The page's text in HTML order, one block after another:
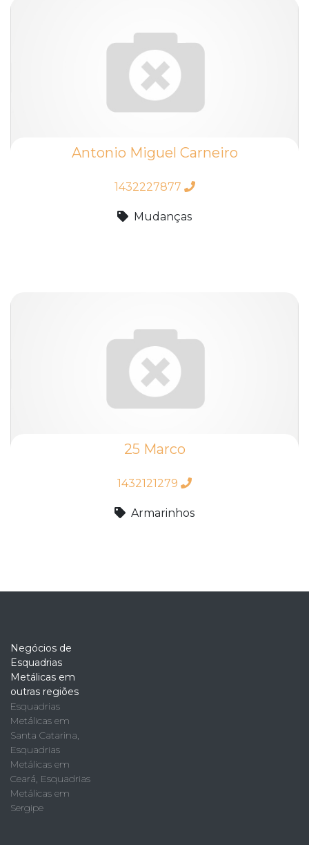
Antonio Miguel Carneiro
1432227877
Mudanças
25 Marco
1432121279
Armarinhos
Negócios de
Esquadrias
Metálicas em
outras regiões
Esquadrias
Metálicas em
Santa Catarina,
Esquadrias
Metálicas em
Ceará, Esquadrias
Metálicas em
Sergipe